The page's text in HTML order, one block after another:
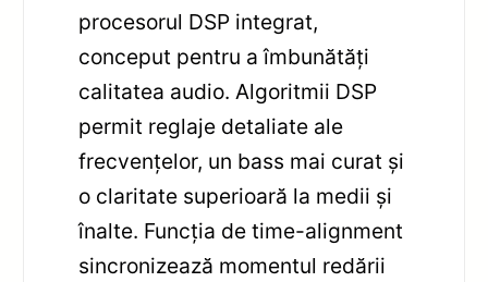
procesorul DSP integrat,
conceput pentru a îmbunătăți
calitatea audio. Algoritmii DSP
permit reglaje detaliate ale
frecvențelor, un bass mai curat și
o claritate superioară la medii și
înalte. Funcția de time-alignment
sincronizează momentul redării